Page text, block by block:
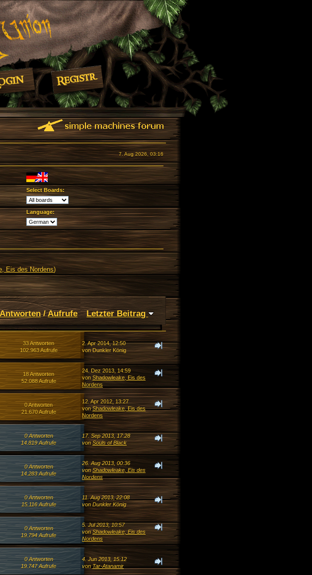
7. Aug 2026, 03:16
Select Boards:
Language:
Eis des Nordens)
Antworten/Aufrufe Letzter Beitrag
33 Antworten
102.963 Aufrufe
2. Apr 2014, 12:50
von Dunkler König
18 Antworten
52.088 Aufrufe
24. Dez 2013, 14:59
vonShadowleake, Eis des
Nordens
0 Antworten
21.670 Aufrufe
12. Apr 2012, 13:27
vonShadowleake, Eis des
Nordens
0 Antworten
14.819 Aufrufe
17. Sep 2013, 17:28
vonSouls of Black
0 Antworten
14.283 Aufrufe
26. Aug 2013, 00:36
vonShadowleake, Eis des
Nordens
0 Antworten
15.116 Aufrufe
11. Aug 2013, 22:08
von Dunkler König
0 Antworten
19.794 Aufrufe
5. Jul 2013, 10:57
vonShadowleake, Eis des
Nordens
0 Antworten
19.747 Aufrufe
4. Jun 2013, 15:12
vonTar-Atanamir